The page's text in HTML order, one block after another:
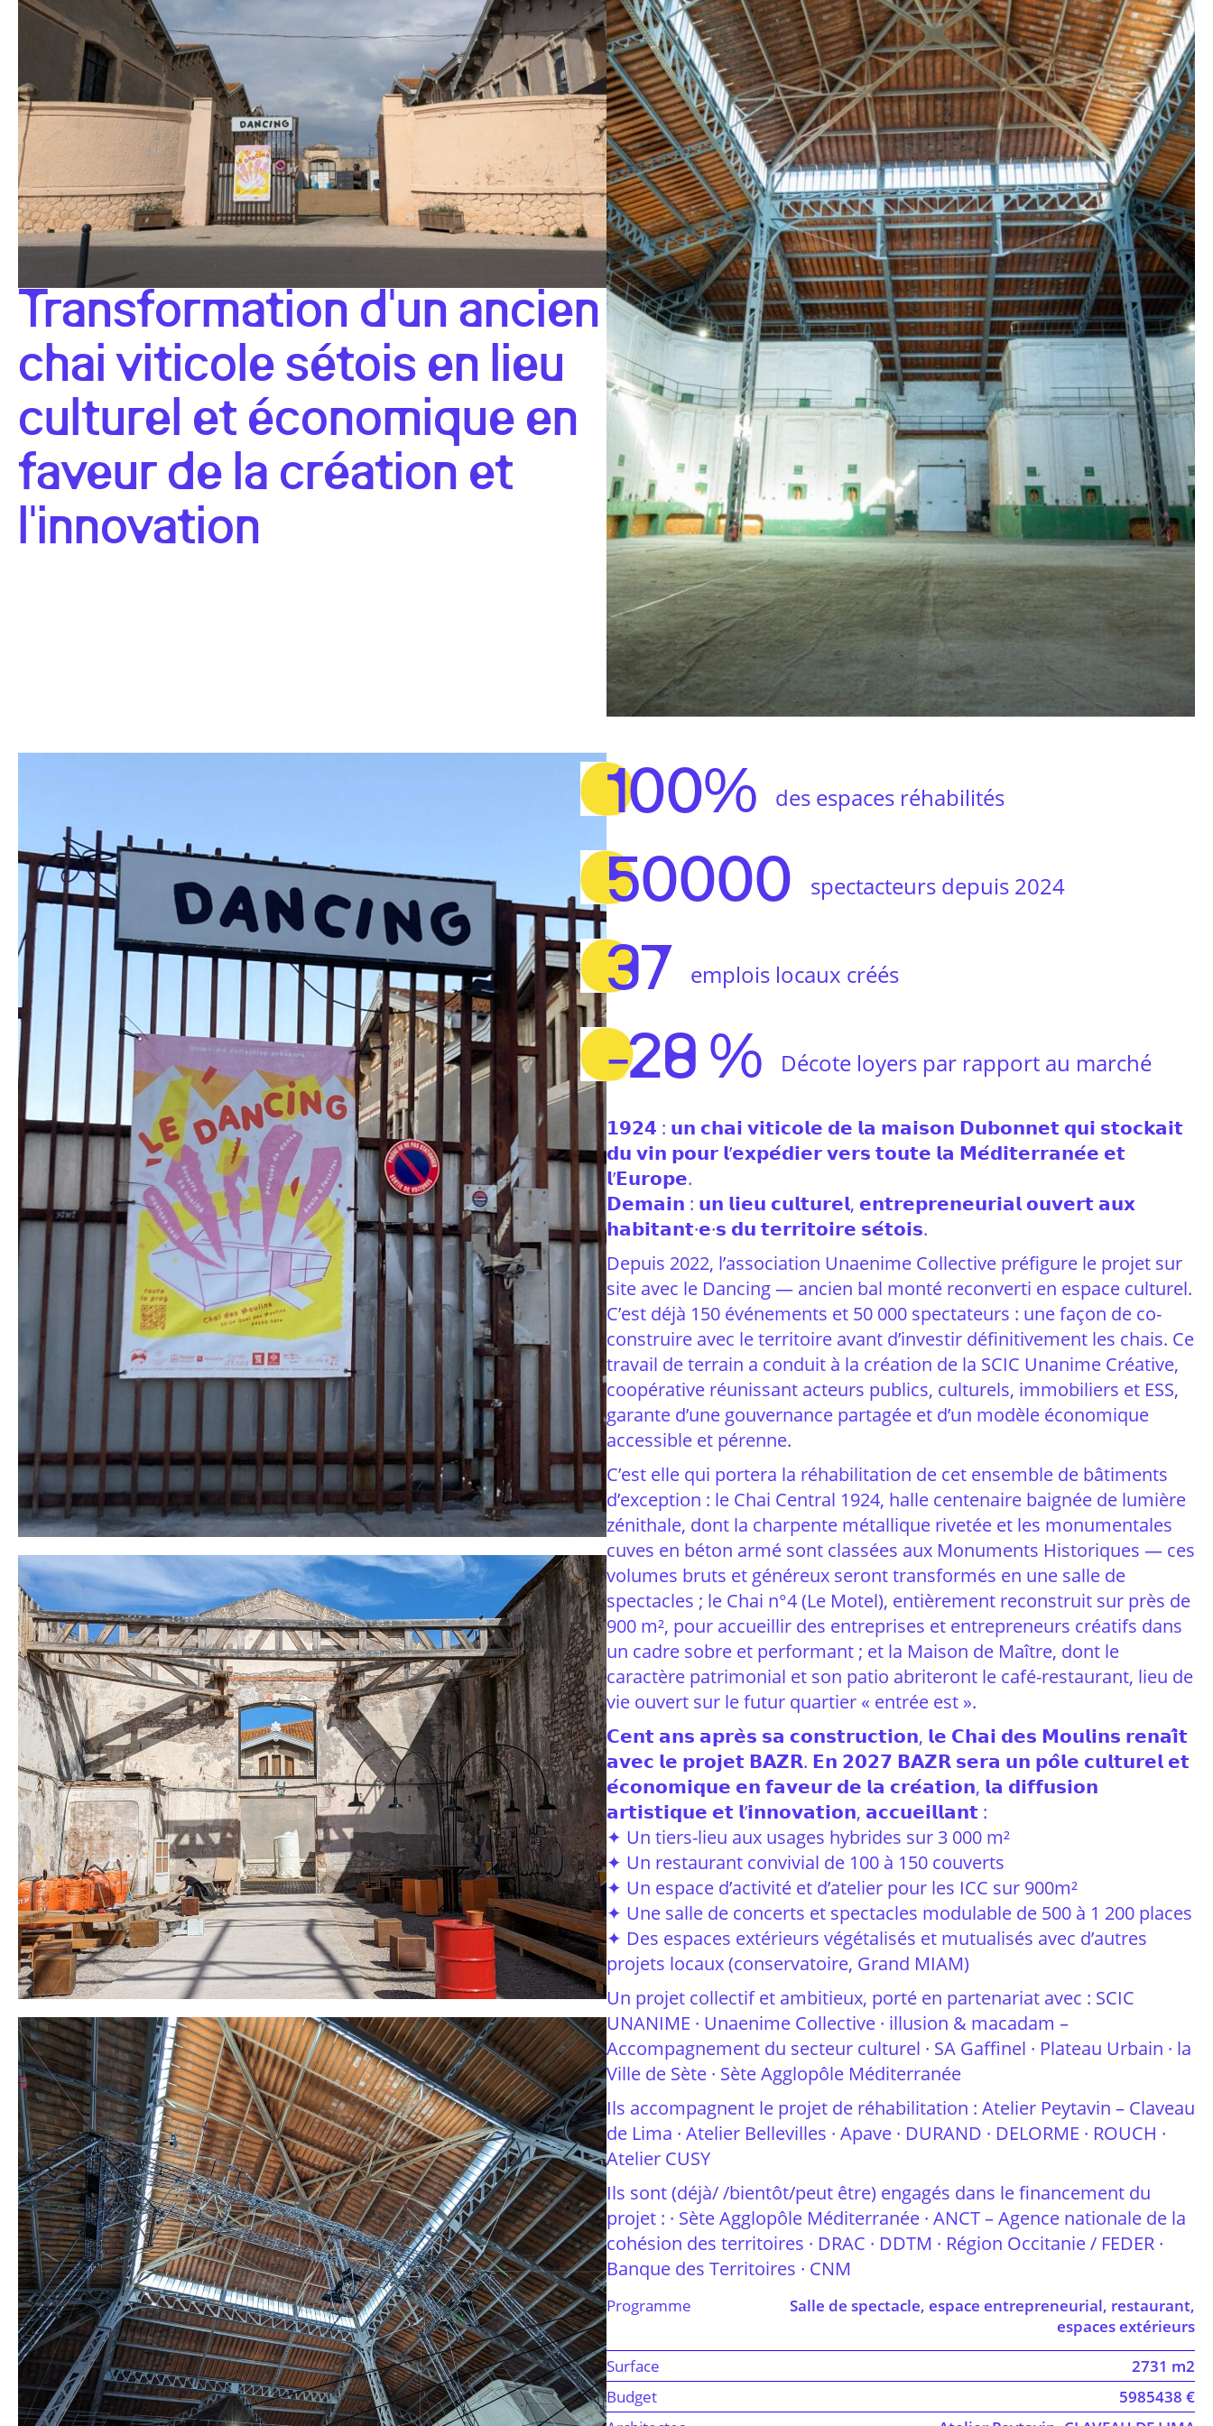
Transformation d'un ancien
chai viticole sétois en lieu
culturel et économique en
faveur de la création et
l'innovation
100% des espaces réhabilités
50000 spectacteurs depuis 2024
37 emplois locaux créés
-28 % Décote loyers par rapport au marché
𝟭𝟵𝟮𝟰 : 𝘂𝗻 𝗰𝗵𝗮𝗶 𝘃𝗶𝘁𝗶𝗰𝗼𝗹𝗲 𝗱𝗲 𝗹𝗮 𝗺𝗮𝗶𝘀𝗼𝗻 𝗗𝘂𝗯𝗼𝗻𝗻𝗲𝘁 𝗾𝘂𝗶 𝘀𝘁𝗼𝗰𝗸𝗮𝗶𝘁
𝗱𝘂 𝘃𝗶𝗻 𝗽𝗼𝘂𝗿 𝗹’𝗲𝘅𝗽𝗲́𝗱𝗶𝗲𝗿 𝘃𝗲𝗿𝘀 𝘁𝗼𝘂𝘁𝗲 𝗹𝗮 𝗠𝗲́𝗱𝗶𝘁𝗲𝗿𝗿𝗮𝗻𝗲́𝗲 𝗲𝘁
𝗹’𝗘𝘂𝗿𝗼𝗽𝗲.
𝗗𝗲𝗺𝗮𝗶𝗻 : 𝘂𝗻 𝗹𝗶𝗲𝘂 𝗰𝘂𝗹𝘁𝘂𝗿𝗲𝗹, 𝗲𝗻𝘁𝗿𝗲𝗽𝗿𝗲𝗻𝗲𝘂𝗿𝗶𝗮𝗹 𝗼𝘂𝘃𝗲𝗿𝘁 𝗮𝘂𝘅
𝗵𝗮𝗯𝗶𝘁𝗮𝗻𝘁·𝗲·𝘀 𝗱𝘂 𝘁𝗲𝗿𝗿𝗶𝘁𝗼𝗶𝗿𝗲 𝘀𝗲́𝘁𝗼𝗶𝘀.
Depuis 2022, l’association Unaenime Collective préfigure le projet sur
site avec le Dancing — ancien bal monté reconverti en espace culturel.
C’est déjà 150 événements et 50 000 spectateurs : une façon de co-
construire avec le territoire avant d’investir définitivement les chais. Ce
travail de terrain a conduit à la création de la SCIC Unanime Créative,
coopérative réunissant acteurs publics, culturels, immobiliers et ESS,
garante d’une gouvernance partagée et d’un modèle économique
accessible et pérenne.
C’est elle qui portera la réhabilitation de cet ensemble de bâtiments
d’exception : le Chai Central 1924, halle centenaire baignée de lumière
zénithale, dont la charpente métallique rivetée et les monumentales
cuves en béton armé sont classées aux Monuments Historiques — ces
volumes bruts et généreux seront transformés en une salle de
spectacles ; le Chai n°4 (Le Motel), entièrement reconstruit sur près de
900 m², pour accueillir des entreprises et entrepreneurs créatifs dans
un cadre sobre et performant ; et la Maison de Maître, dont le
caractère patrimonial et son patio abriteront le café-restaurant, lieu de
vie ouvert sur le futur quartier « entrée est ».
𝗖𝗲𝗻𝘁 𝗮𝗻𝘀 𝗮𝗽𝗿𝗲̀𝘀 𝘀𝗮 𝗰𝗼𝗻𝘀𝘁𝗿𝘂𝗰𝘁𝗶𝗼𝗻, 𝗹𝗲 𝗖𝗵𝗮𝗶 𝗱𝗲𝘀 𝗠𝗼𝘂𝗹𝗶𝗻𝘀 𝗿𝗲𝗻𝗮𝗶̂𝘁
𝗮𝘃𝗲𝗰 𝗹𝗲 𝗽𝗿𝗼𝗷𝗲𝘁 𝗕𝗔𝗭𝗥. 𝗘𝗻 𝟮𝟬𝟮𝟳 𝗕𝗔𝗭𝗥 𝘀𝗲𝗿𝗮 𝘂𝗻 𝗽𝗼̂𝗹𝗲 𝗰𝘂𝗹𝘁𝘂𝗿𝗲𝗹 𝗲𝘁
𝗲́𝗰𝗼𝗻𝗼𝗺𝗶𝗾𝘂𝗲 𝗲𝗻 𝗳𝗮𝘃𝗲𝘂𝗿 𝗱𝗲 𝗹𝗮 𝗰𝗿𝗲́𝗮𝘁𝗶𝗼𝗻, 𝗹𝗮 𝗱𝗶𝗳𝗳𝘂𝘀𝗶𝗼𝗻
𝗮𝗿𝘁𝗶𝘀𝘁𝗶𝗾𝘂𝗲 𝗲𝘁 𝗹’𝗶𝗻𝗻𝗼𝘃𝗮𝘁𝗶𝗼𝗻, 𝗮𝗰𝗰𝘂𝗲𝗶𝗹𝗹𝗮𝗻𝘁 :
✦ Un tiers-lieu aux usages hybrides sur 3 000 m²
✦ Un restaurant convivial de 100 à 150 couverts
✦ Un espace d’activité et d’atelier pour les ICC sur 900m²
✦ Une salle de concerts et spectacles modulable de 500 à 1 200 places
✦ Des espaces extérieurs végétalisés et mutualisés avec d’autres
projets locaux (conservatoire, Grand MIAM)
Un projet collectif et ambitieux, porté en partenariat avec : SCIC
UNANIME · Unaenime Collective · illusion & macadam –
Accompagnement du secteur culturel · SA Gaffinel · Plateau Urbain · la
Ville de Sète · Sète Agglopôle Méditerranée
Ils accompagnent le projet de réhabilitation : Atelier Peytavin – Claveau
de Lima · Atelier Bellevilles · Apave · DURAND · DELORME · ROUCH ·
Atelier CUSY
Ils sont (déjà/ /bientôt/peut être) engagés dans le financement du
projet : · Sète Agglopôle Méditerranée · ANCT – Agence nationale de la
cohésion des territoires · DRAC · DDTM · Région Occitanie / FEDER ·
Banque des Territoires · CNM
Programme
Salle de spectacle, espace entrepreneurial, restaurant,
espaces extérieurs
Surface
2731 m2
Budget
5985438 €